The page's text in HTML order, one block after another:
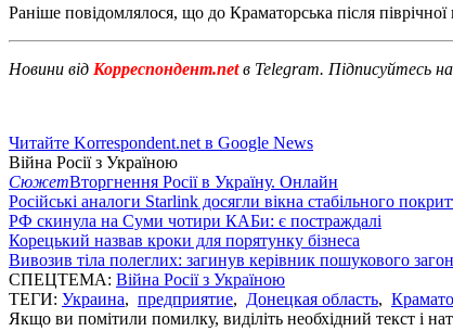
Раніше повідомлялося, що до Краматорська після піврічної
Новини від Корреспондент.netв Telegram. Підписуйтесь
Читайте Korrespondent.net в Google News
Війна Росії з Україною
СюжетВторгнення Росії в Україну. Онлайн
Російські аналоги Starlink досягли вікна стабільного
РФ скинула на Суми чотири КАБи: є постраждалі
Корецький назвав кроки для порятунку бізнеса
Вивозив тіла полеглих: загинув керівник пошукового
СПЕЦТЕМА: Війна Росії з Україною
ТЕГИ: Украина, предприятие, Донецкая область,
Якщо ви помітили помилку, виділіть необхідний текст і